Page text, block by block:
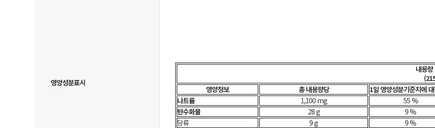
영양성분표시
내용
영양정보
총 내용량당
1일 영양성분기준치에
나트륨
1,100 mg
55 %
탄수화물
28 g
9 %
당류
9 g
9 %